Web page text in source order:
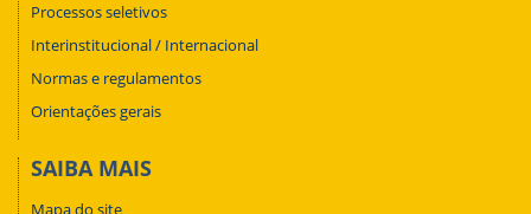
Processos seletivos
Interinstitucional / Internacional
Normas e regulamentos
Orientações gerais
SAIBA MAIS
Mapa do site